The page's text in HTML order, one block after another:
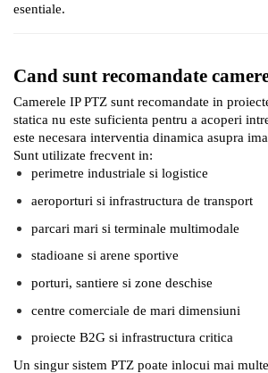
esentiale.
Cand sunt recomandate
Camerele IP PTZ sunt recomandate in
statica nu este suficienta pentru a acoperi
este necesara interventia dinamica asupra
Sunt utilizate frecvent in:
perimetre industriale si logistice
aeroporturi si infrastructura de transport
parcari mari si terminale multimodale
stadioane si arene sportive
porturi, santiere si zone deschise
centre comerciale de mari dimensiuni
proiecte B2G si infrastructura critica
Un singur sistem PTZ poate inlocui mai